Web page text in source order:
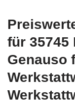
für 35745
Genauso